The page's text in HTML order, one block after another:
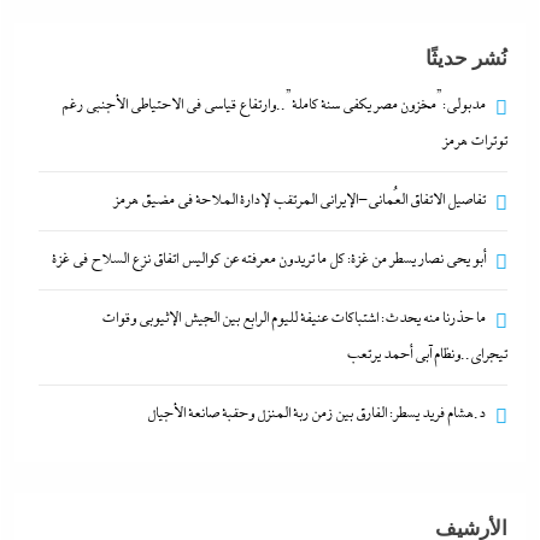
كواليس اتفاق نزع السلاح في غزة
الجيش الإثيوبي وقوات تيجراي..ونظام آبي أحمد يرتعب
مدبولي:”مخزون مصر يكفي سنة كاملة”..وارتفاع قياسي
في الاحتياطي الأجنبي رغم توترات هرمز
نُشر حديثًا
مدبولي:”مخزون مصر يكفي سنة كاملة”..وارتفاع قياسي في الاحتياطي الأجنبي رغم
توترات هرمز
تفاصيل الاتفاق العُماني-الإيراني المرتقب لإدارة الملاحة في مضيق هرمز
أبو يحى نصار يسطر من غزة: كل ما تريدون معرفته عن كواليس اتفاق نزع السلاح في غزة
ما حذرنا منه يحدث: اشتباكات عنيفة لليوم الرابع بين الجيش الإثيوبي وقوات
تيجراي..ونظام آبي أحمد يرتعب
د.هشام فريد يسطر: الفارق بين زمن ربة المنزل وحقبة صانعة الأجيال
الأرشيف